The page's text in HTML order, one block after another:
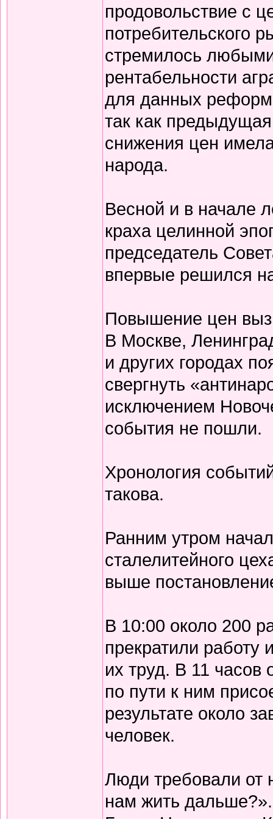
продовольствие с
потребительского
стремилось
рентабельности
для данных реформ
так как
снижения цен
народа.
Весной и в начале
краха целинной
председатель
впервые решился
Повышение цен
В Москве,
и других городах
свергнуть
исключением
события не пошли.
Хронология
такова.
Ранним утром
сталелитейного
выше
В 10:00 около 200
прекратили работу
их труд. В 11 часов
по пути к ним
результате около
человек.
Люди требовали от
нам жить